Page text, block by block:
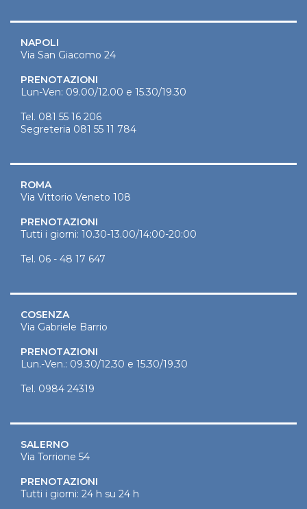
NAPOLI
Via San Giacomo 24
PRENOTAZIONI
Lun-Ven: 09.00/12.00 e 15.30/19.30
Tel. 081 55 16 206
Segreteria 081 55 11 784
ROMA
Via Vittorio Veneto 108
PRENOTAZIONI
Tutti i giorni: 10.30-13.00/14:00-20:00
Tel. 06 - 48 17 647
COSENZA
Via Gabriele Barrio
PRENOTAZIONI
Lun.-Ven.: 09.30/12.30 e 15.30/19.30
Tel. 0984 24319
SALERNO
Via Torrione 54
PRENOTAZIONI
Tutti i giorni: 24 h su 24 h